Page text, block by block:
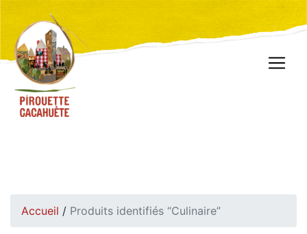
Accueil / Produits identifiés “Culinaire”